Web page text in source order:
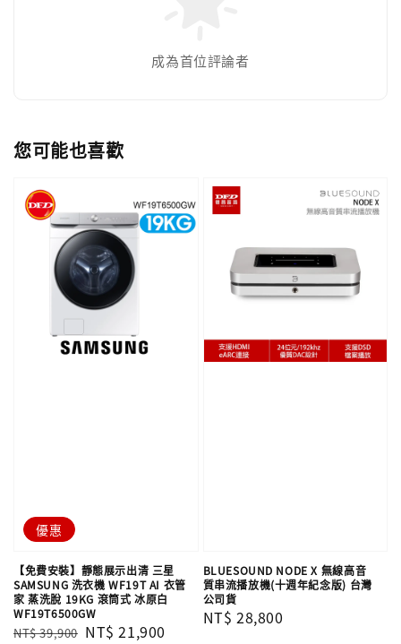
成為首位評論者
您可能也喜歡
優惠
【免費安裝】靜態展示出清 三星
SAMSUNG 洗衣機 WF19T AI 衣管
家 蒸洗脫 19KG 滾筒式 冰原白
WF19T6500GW
Regular
NT$ 39,900 Sale
NT$ 21,900
BLUESOUND NODE X 無線高音
質串流播放機(十週年紀念版) 台灣
公司貨
Regular
NT$ 28,800